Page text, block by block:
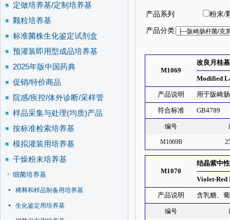
定做培养基/定制培养基
颗粒培养基
标准菌株生化鉴定试剂盒
预灌装即用型成品培养基
2025年版中国药典
促销/特价商品
院感/疾控/体外诊断/采样管
样品采集与处理(均质)产品
按标准检索培养基
模拟灌装用培养基
干燥粉末培养基
细菌培养基
稀释和样品制备用培养基
生化鉴定用培养基
产品系列 粉末/
产品分类
M1069
改良月桂
Modified
产品说明 用于阪崎
符合标准 GB4789
编号
M1069B
M1070
结晶紫中
Violet-Red
产品说明 含乳糖、
编号